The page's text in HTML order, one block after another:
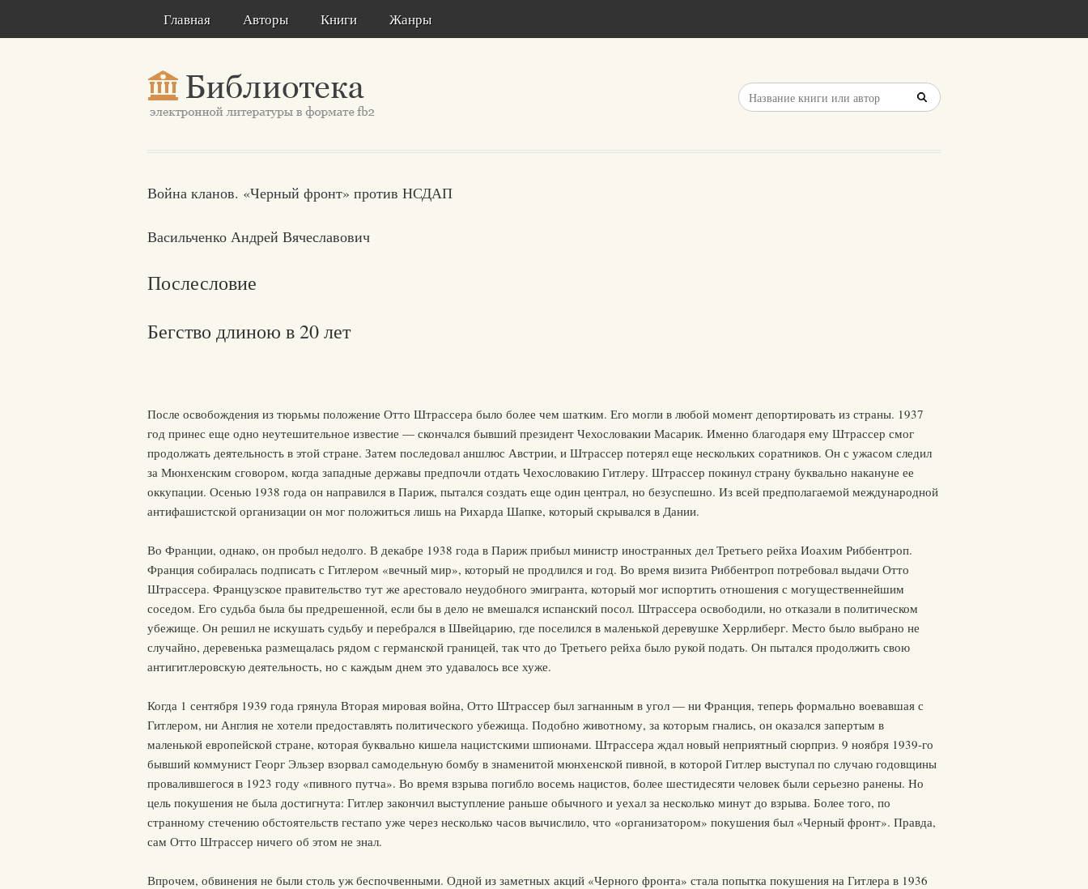
Главная Авторы Книги Жанры
Война кланов. «Черный фронт» против НСДАП
Васильченко Андрей Вячеславович
Послесловие
Бегство длиною в 20 лет
После освобождения из тюрьмы положение Отто Штрассера было более чем шатким. Его могли в любой момент депортировать из страны. 1937
год принес еще одно неутешительное известие — скончался бывший президент Чехословакии Масарик. Именно благодаря ему Штрассер смог
продолжать деятельность в этой стране. Затем последовал аншлюс Австрии, и Штрассер потерял еще нескольких соратников. Он с ужасом следил
за Мюнхенским сговором, когда западные державы предпочли отдать Чехословакию Гитлеру. Штрассер покинул страну буквально накануне ее
оккупации. Осенью 1938 года он направился в Париж, пытался создать еще один централ, но безуспешно. Из всей предполагаемой международной
антифашистской организации он мог положиться лишь на Рихарда Шапке, который скрывался в Дании.
Во Франции, однако, он пробыл недолго. В декабре 1938 года в Париж прибыл министр иностранных дел Третьего рейха Иоахим Риббентроп.
Франция собиралась подписать с Гитлером «вечный мир», который не продлился и год. Во время визита Риббентроп потребовал выдачи Отто
Штрассера. Французское правительство тут же арестовало неудобного эмигранта, который мог испортить отношения с могущественнейшим
соседом. Его судьба была бы предрешенной, если бы в дело не вмешался испанский посол. Штрассера освободили, но отказали в политическом
убежище. Он решил не искушать судьбу и перебрался в Швейцарию, где поселился в маленькой деревушке Херрлиберг. Место было выбрано не
случайно, деревенька размещалась рядом с германской границей, так что до Третьего рейха было рукой подать. Он пытался продолжить свою
антигитлеровскую деятельность, но с каждым днем это удавалось все хуже.
Когда 1 сентября 1939 года грянула Вторая мировая война, Отто Штрассер был загнанным в угол — ни Франция, теперь формально воевавшая с
Гитлером, ни Англия не хотели предоставлять политического убежища. Подобно животному, за которым гнались, он оказался запертым в
маленькой европейской стране, которая буквально кишела нацистскими шпионами. Штрассера ждал новый неприятный сюрприз. 9 ноября 1939-го
бывший коммунист Георг Эльзер взорвал самодельную бомбу в знаменитой мюнхенской пивной, в которой Гитлер выступал по случаю годовщины
провалившегося в 1923 году «пивного путча». Во время взрыва погибло восемь нацистов, более шестидесяти человек были серьезно ранены. Но
цель покушения не была достигнута: Гитлер закончил выступление раньше обычного и уехал за несколько минут до взрыва. Более того, по
странному стечению обстоятельств гестапо уже через несколько часов вычислило, что «организатором» покушения был «Черный фронт». Правда,
сам Отто Штрассер ничего об этом не знал.
Впрочем, обвинения не были столь уж беспочвенными. Одной из заметных акций «Черного фронта» стала попытка покушения на Гитлера в 1936